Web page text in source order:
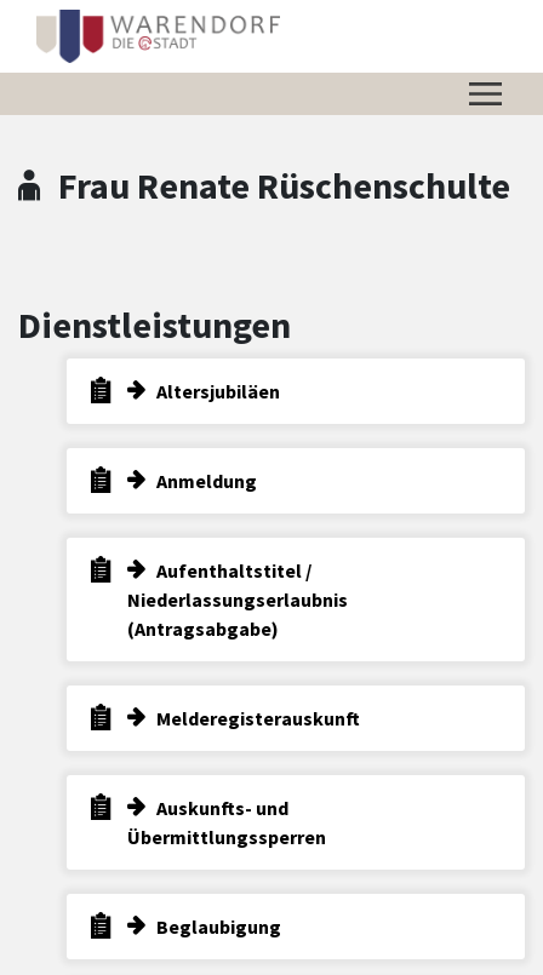
Zum Header
Zum Hauptinhalt
Zum Footer
Zum Hauptinhalt springen
Frau Renate Rüschenschulte
Dienstleistungen
Altersjubiläen
Anmeldung
Aufenthaltstitel /
Niederlassungserlaubnis
(Antragsabgabe)
Melderegisterauskunft
Auskunfts- und
Übermittlungssperren
Beglaubigung